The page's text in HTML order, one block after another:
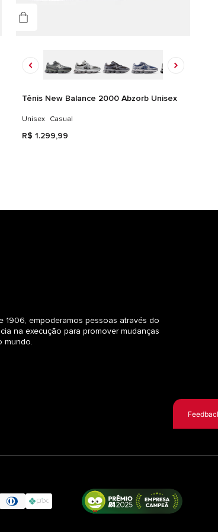
Tênis New Balance 2000 Abzorb Unisex
Unisex Casual
R$ 1.299,99
1906, empoderamos pessoas através do
na execução para promover mudanças
mundo.